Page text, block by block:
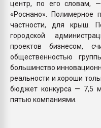
центр, по его словам,
«Роснано». Полимерное
частности, для крыш.
городской
проектов бизнесом,
общественностью
большинство
реальности и хороши
бюджет конкурса — 7,5
пятью компаниями.